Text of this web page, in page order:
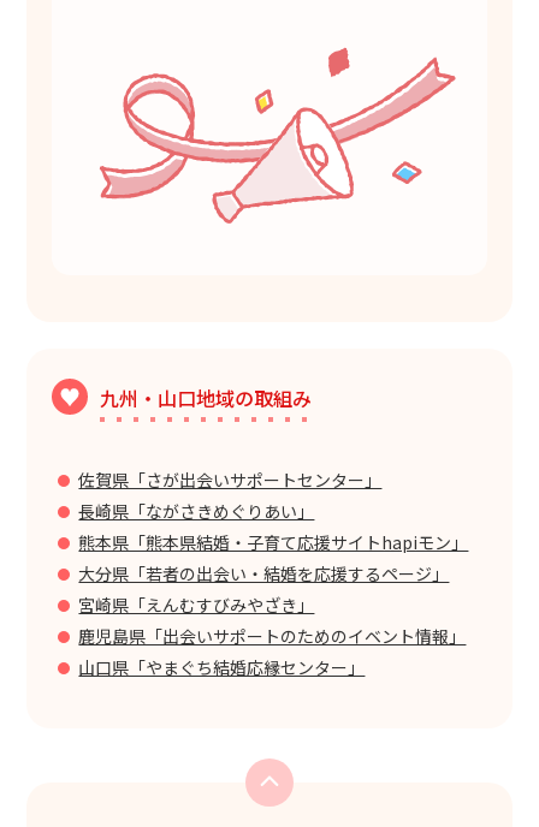
九州・山口地域の取組み
佐賀県「さが出会いサポートセンター」
長崎県「ながさきめぐりあい」
熊本県「熊本県結婚・子育て応援サイトhapiモン」
大分県「若者の出会い・結婚を応援するページ」
宮崎県「えんむすびみやざき」
鹿児島県「出会いサポートのためのイベント情報」
山口県「やまぐち結婚応縁センター」